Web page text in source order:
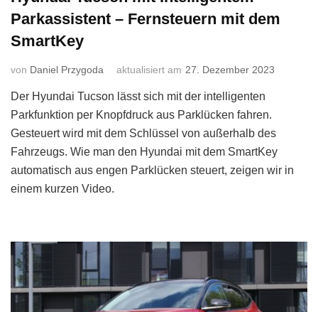
Parkassistent – Fernsteuern mit dem
SmartKey
von Daniel Przygoda aktualisiert am 27. Dezember 2023
Der Hyundai Tucson lässt sich mit der intelligenten
Parkfunktion per Knopfdruck aus Parklücken fahren.
Gesteuert wird mit dem Schlüssel von außerhalb des
Fahrzeugs. Wie man den Hyundai mit dem SmartKey
automatisch aus engen Parklücken steuert, zeigen wir in
einem kurzen Video.